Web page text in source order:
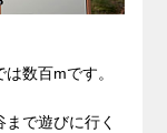
数百mです。
で遊びに行く